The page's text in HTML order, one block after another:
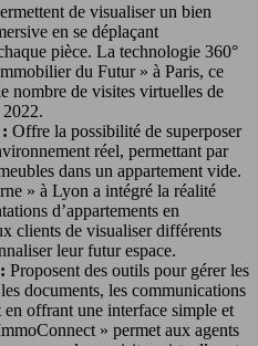
de visualiser un bien
en se déplaçant
pièce. La technologie 360°
du Futur » à Paris, ce
nombre de visites virtuelles de
Offre la possibilité de superposer
réel, permettant par
dans un appartement vide.
» à Lyon a intégré la réalité
d’appartements en
clients de visualiser différents
leur futur espace.
Proposent des outils pour gérer les
documents, les communications
offrant une interface simple et
» permet aux agents